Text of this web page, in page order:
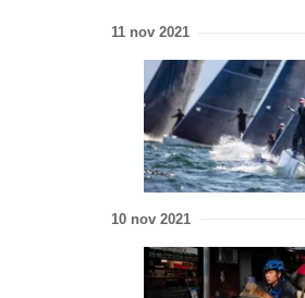
11 nov 2021
10 nov 2021